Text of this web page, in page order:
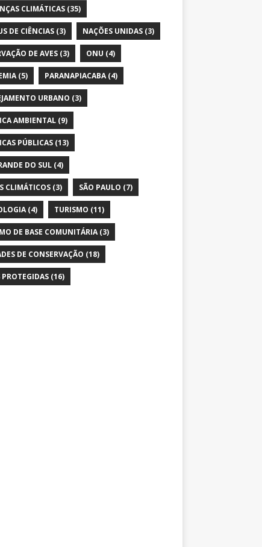
CLIMÁTICAS(35)
DE CIÊNCIAS(3) NAÇÕES UNIDAS(3)
DE AVES(3) ONU (4)
(5) PARANAPIACABA(4)
URBANO (3)
AMBIENTAL(9)
PÚBLICAS(13)
DO SUL(4)
CLIMÁTICOS(3) SÃO PAULO (7)
(4) TURISMO (11)
DE BASE COMUNITÁRIA(3)
DE CONSERVAÇÃO (18)
PROTEGIDAS(16)